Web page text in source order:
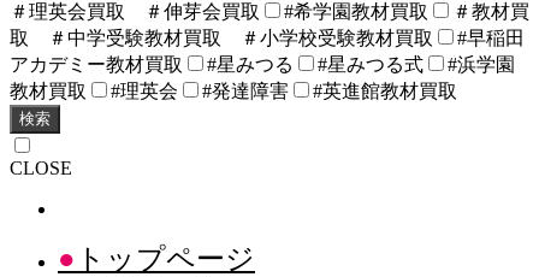
＃理英会買取 ＃伸芽会買取
#希学園教材買取
＃教材買
取 ＃中学受験教材買取 ＃小学校受験教材買取
#早稲田
アカデミー教材買取
#星みつる #星みつる式
#浜学園
教材買取
#理英会 #発達障害 #英進館教材買取
検索
CLOSE
トップページ